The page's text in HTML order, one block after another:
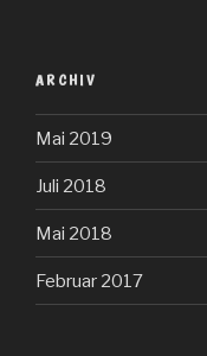
ARCHIV
Mai 2019
Juli 2018
Mai 2018
Februar 2017